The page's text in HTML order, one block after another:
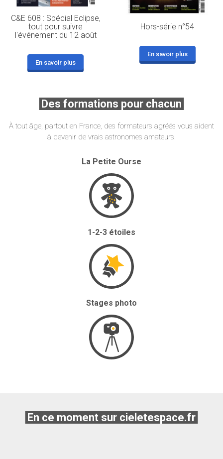
C&E 608 : Spécial Eclipse,
tout pour suivre
l'événement du 12 août
En savoir plus
Hors-série n°54
En savoir plus
Des formations pour chacun
À tout âge, partout en France, des formateurs agréés vous aident
à devenir de vrais astronomes amateurs.
La Petite Ourse
1-2-3 étoiles
Stages photo
En ce moment sur cieletespace.fr